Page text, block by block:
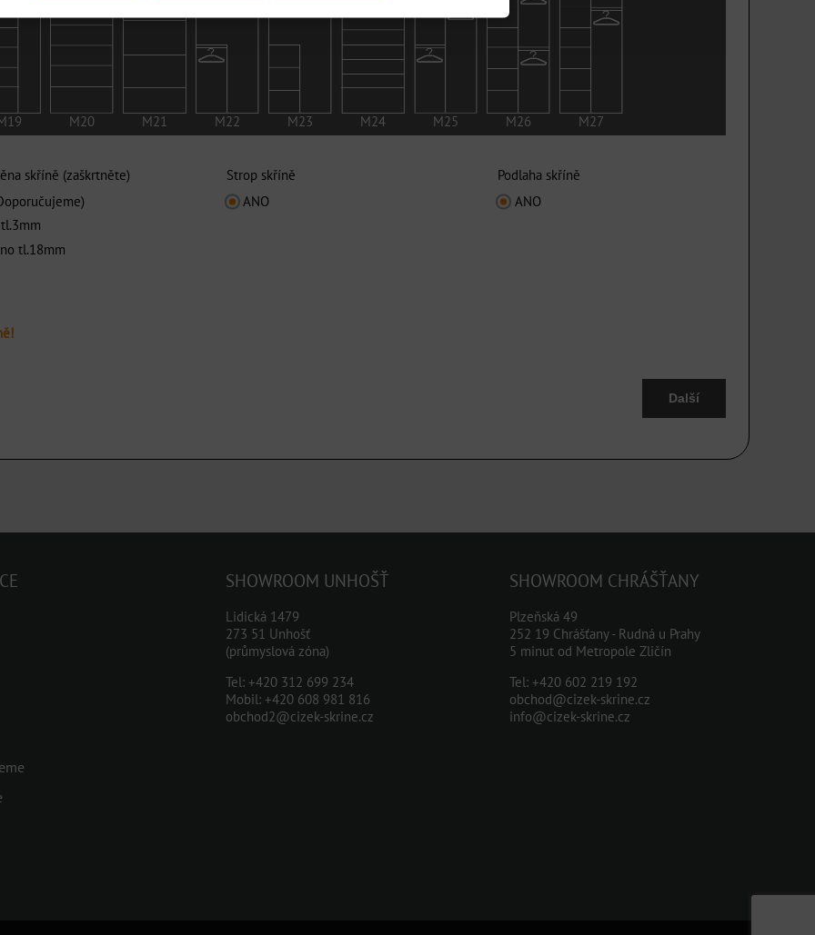
M20 M21 M22 M23 M24 M25 M26 M27
skříně (zaškrtněte)
tl.18mm
Strop skříně
ANO
Podlaha skříně
ANO
Další
SHOWROOM UNHOŠŤ
Lidická 1479
273 51 Unhošť
(průmyslová zóna)
Tel: +420 312 699 234
Mobil: +420 608 981 816
obchod2@cizek-skrine.cz
SHOWROOM CHRÁŠŤANY
Plzeňská 49
252 19 Chrášťany - Rudná u Prahy
5 minut od Metropole Zličín
Tel: +420 602 219 192
obchod@cizek-skrine.cz
info@cizek-skrine.cz